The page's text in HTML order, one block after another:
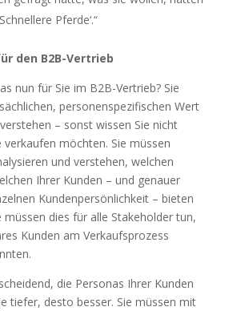
Pferde‘.“
den B2B-Vertrieb
nun für Sie im B2B-Vertrieb? Sie
personenspezifischen Wert
– sonst wissen Sie nicht
verkaufen möchten. Sie müssen
und verstehen, welchen
Ihrer Kunden – und genauer
Kundenpersönlichkeit – bieten
müssen dies für alle Stakeholder tun,
Kunden am Verkaufsprozess
die Personas Ihrer Kunden
tiefer, desto besser. Sie müssen mit